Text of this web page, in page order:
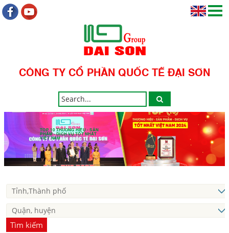
CÔNG TY CỔ PHẦN QUỐC TẾ ĐẠI SƠN
TOP 10 THƯƠNG HIỆU - SẢN
PHẨM - DỊCH VỤ TỐT NHẤT
VIỆT NAM
Tìm kiếm